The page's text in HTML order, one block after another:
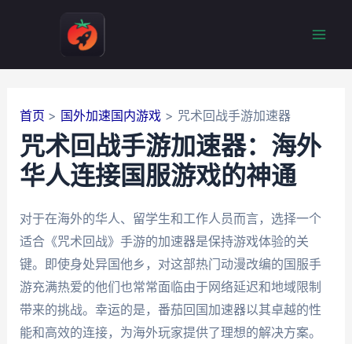
首页 国外加速国内游戏 咒术回战手游加速器
咒术回战手游加速器：海外
华人连接国服游戏的神通
对于在海外的华人、留学生和工作人员而言，选择一个
适合《咒术回战》手游的加速器是保持游戏体验的关
键。即使身处异国他乡，对这部热门动漫改编的国服手
游充满热爱的他们也常常面临由于网络延迟和地域限制
带来的挑战。幸运的是，番茄回国加速器以其卓越的性
能和高效的连接，为海外玩家提供了理想的解决方案。